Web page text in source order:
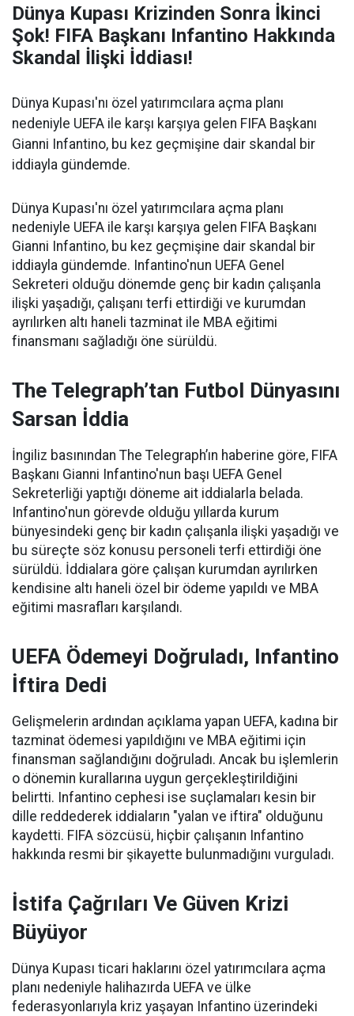
Dünya Kupası Krizinden Sonra İkinci
Şok! FIFA Başkanı Infantino Hakkında
Skandal İlişki İddiası!
Dünya Kupası'nı özel yatırımcılara açma planı
nedeniyle UEFA ile karşı karşıya gelen FIFA Başkanı
Gianni Infantino, bu kez geçmişine dair skandal bir
iddiayla gündemde.
Dünya Kupası'nı özel yatırımcılara açma planı
nedeniyle UEFA ile karşı karşıya gelen FIFA Başkanı
Gianni Infantino, bu kez geçmişine dair skandal bir
iddiayla gündemde. Infantino'nun UEFA Genel
Sekreteri olduğu dönemde genç bir kadın çalışanla
ilişki yaşadığı, çalışanı terfi ettirdiği ve kurumdan
ayrılırken altı haneli tazminat ile MBA eğitimi
finansmanı sağladığı öne sürüldü.
The Telegraph’tan Futbol Dünyasını
Sarsan İddia
İngiliz basınından The Telegraph’ın haberine göre, FIFA
Başkanı Gianni Infantino'nun başı UEFA Genel
Sekreterliği yaptığı döneme ait iddialarla belada.
Infantino'nun görevde olduğu yıllarda kurum
bünyesindeki genç bir kadın çalışanla ilişki yaşadığı ve
bu süreçte söz konusu personeli terfi ettirdiği öne
sürüldü. İddialara göre çalışan kurumdan ayrılırken
kendisine altı haneli özel bir ödeme yapıldı ve MBA
eğitimi masrafları karşılandı.
UEFA Ödemeyi Doğruladı, Infantino
İftira Dedi
Gelişmelerin ardından açıklama yapan UEFA, kadına bir
tazminat ödemesi yapıldığını ve MBA eğitimi için
finansman sağlandığını doğruladı. Ancak bu işlemlerin
o dönemin kurallarına uygun gerçekleştirildiğini
belirtti. Infantino cephesi ise suçlamaları kesin bir
dille reddederek iddiaların "yalan ve iftira" olduğunu
kaydetti. FIFA sözcüsü, hiçbir çalışanın Infantino
hakkında resmi bir şikayette bulunmadığını vurguladı.
İstifa Çağrıları Ve Güven Krizi
Büyüyor
Dünya Kupası ticari haklarını özel yatırımcılara açma
planı nedeniyle halihazırda UEFA ve ülke
federasyonlarıyla kriz yaşayan Infantino üzerindeki